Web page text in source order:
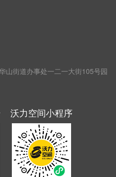
山街道办事处一二一大街105号园
沃力空间小程序